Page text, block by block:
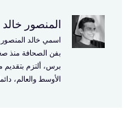
المنصور خالد
اسمي خالد
بفن الصحافة منذ
برس، ألتزم
الأوسط والعالم،